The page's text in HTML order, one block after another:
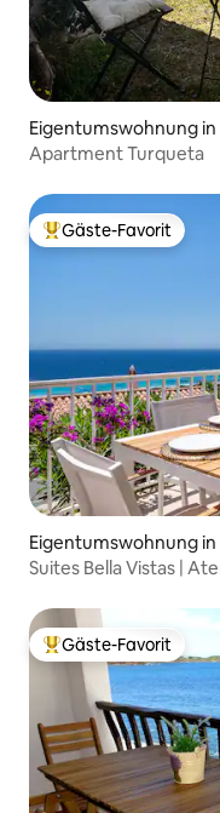
Eigentumswohnung
Apartment Turqueta
Beliebter Gäste-Favorit.
Gäste-Favorit
Eigentumswohnung
o
Suites Bella Vistas |
Beliebter Gäste-
Gäste-Favorit